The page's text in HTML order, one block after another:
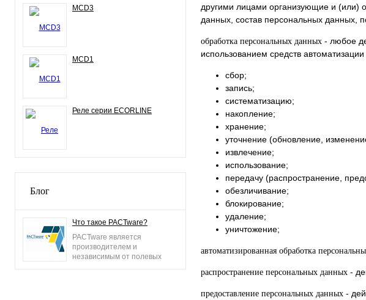
MCD3
MCD1
Реле серии ECORLINE
Блог
Что такое PACTware?
PACTware является
производителем и
независимым от полевых
другими лицами организующие и (или)
данных, состав персональных данных,
обработка персональных данных - любое
использованием средств
сбор;
запись;
систематизацию;
накопление;
хранение;
уточнение (обновление,
извлечение;
использование;
передачу (распространение,
обезличивание;
блокирование;
удаление;
уничтожение;
автоматизированная обработка
распространение персональных данных -
предоставление персональных данных -